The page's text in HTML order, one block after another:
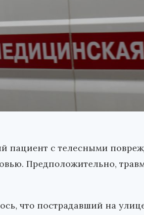
пациент с телесными
Предположительно,
что пострадавший на